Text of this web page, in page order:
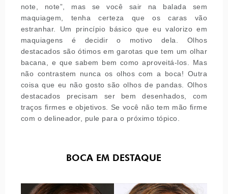
note, note”, mas se você sair na balada sem
maquiagem, tenha certeza que os caras vão
estranhar. Um princípio básico que eu valorizo em
maquiagens é decidir o motivo dela. Olhos
destacados são ótimos em garotas que tem um olhar
bacana, e que sabem bem como aproveitá-los. Mas
não contrastem nunca os olhos com a boca! Outra
coisa que eu não gosto são olhos de pandas. Olhos
destacados precisam ser bem desenhados, com
traços firmes e objetivos. Se você não tem mão firme
com o delineador, pule para o próximo tópico.
BOCA EM DESTAQUE